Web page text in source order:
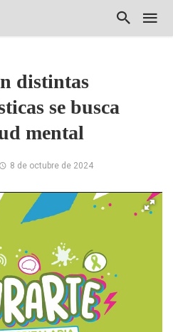
distintas
se busca
mental
8 de octubre de 2024